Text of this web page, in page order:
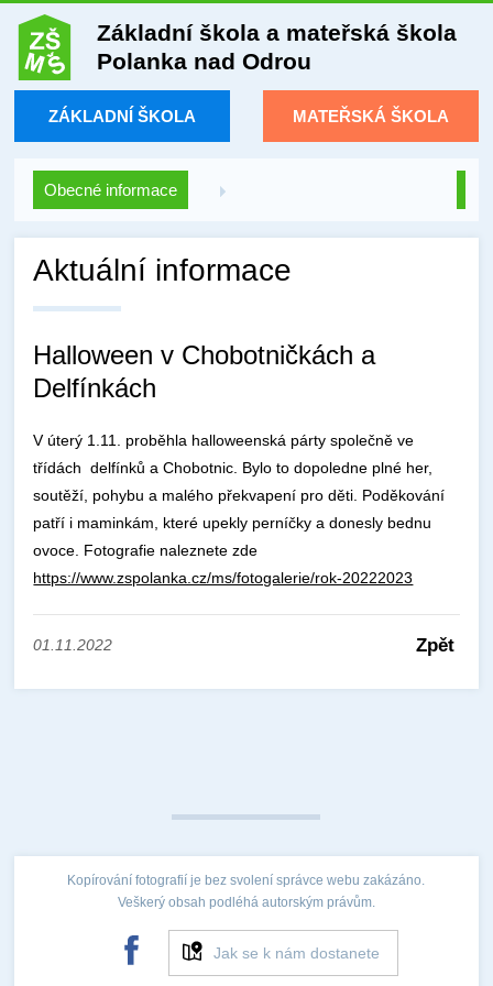
Základní škola a mateřská škola
Polanka nad Odrou
ZÁKLADNÍ ŠKOLA MATEŘSKÁ ŠKOLA
Obecné informace
Aktuální informace
Halloween v Chobotničkách a
Delfínkách
V úterý 1.11. proběhla halloweenská párty společně ve
třídách delfínků a Chobotnic. Bylo to dopoledne plné her,
soutěží, pohybu a malého překvapení pro děti. Poděkování
patří i maminkám, které upekly perníčky a donesly bednu
ovoce. Fotografie naleznete zde
https://www.zspolanka.cz/ms/fotogalerie/rok-20222023
01.11.2022 Zpět
Kopírování fotografií je bez svolení správce webu zakázáno.
Veškerý obsah podléhá autorským právům.
Jak se k nám dostanete